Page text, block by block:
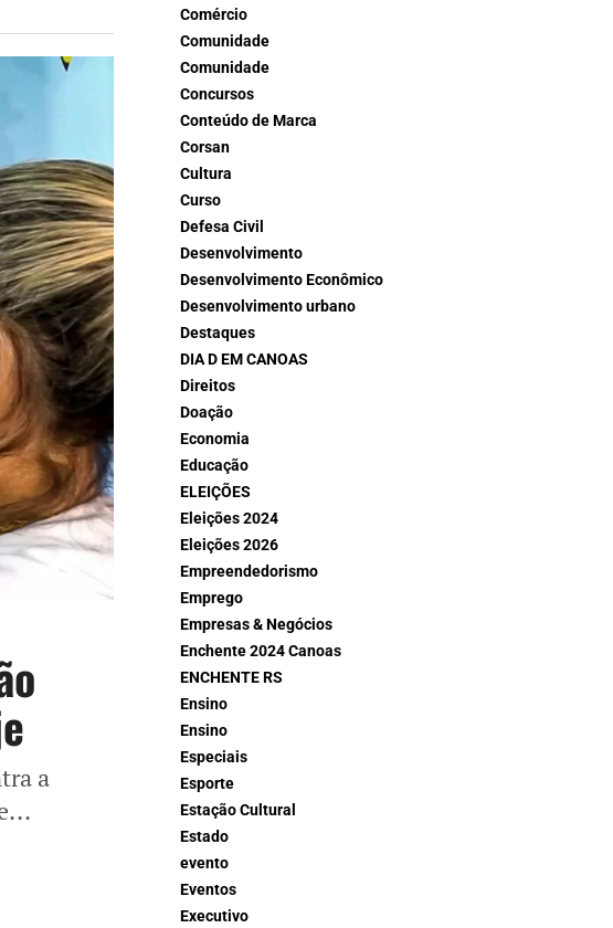
a
Comércio
Comunidade
Comunidade
Concursos
Conteúdo de Marca
Corsan
Cultura
Curso
Defesa Civil
Desenvolvimento
Desenvolvimento Econômico
Desenvolvimento urbano
Destaques
DIA D EM CANOAS
Direitos
Doação
Economia
Educação
ELEIÇÕES
Eleições 2024
Eleições 2026
Empreendedorismo
Emprego
Empresas & Negócios
Enchente 2024 Canoas
ENCHENTE RS
Ensino
Ensino
Especiais
Esporte
Estação Cultural
Estado
evento
Eventos
Executivo